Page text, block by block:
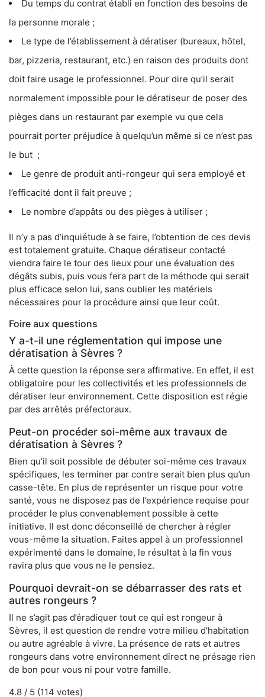
Du temps du contrat établi en fonction des besoins de
la personne morale ;
Le type de l’établissement à dératiser (bureaux, hôtel,
bar, pizzeria, restaurant, etc.) en raison des produits dont
doit faire usage le professionnel. Pour dire qu’il serait
normalement impossible pour le dératiseur de poser des
pièges dans un restaurant par exemple vu que cela
pourrait porter préjudice à quelqu’un même si ce n’est pas
le but ;
Le genre de produit anti-rongeur qui sera employé et
l’efficacité dont il fait preuve ;
Le nombre d’appâts ou des pièges à utiliser ;
Il n’y a pas d’inquiétude à se faire, l’obtention de ces devis
est totalement gratuite. Chaque dératiseur contacté
viendra faire le tour des lieux pour une évaluation des
dégâts subis, puis vous fera part de la méthode qui serait
plus efficace selon lui, sans oublier les matériels
nécessaires pour la procédure ainsi que leur coût.
Foire aux questions
Y a-t-il une réglementation qui impose une
dératisation à Sèvres ?
À cette question la réponse sera affirmative. En effet, il est
obligatoire pour les collectivités et les professionnels de
dératiser leur environnement. Cette disposition est régie
par des arrêtés préfectoraux.
Peut-on procéder soi-même aux travaux de
dératisation à Sèvres ?
Bien qu’il soit possible de débuter soi-même ces travaux
spécifiques, les terminer par contre serait bien plus qu’un
casse-tête. En plus de représenter un risque pour votre
santé, vous ne disposez pas de l’expérience requise pour
procéder le plus convenablement possible à cette
initiative. Il est donc déconseillé de chercher à régler
vous-même la situation. Faites appel à un professionnel
expérimenté dans le domaine, le résultat à la fin vous
ravira plus que vous ne le pensiez.
Pourquoi devrait-on se débarrasser des rats et
autres rongeurs ?
Il ne s’agit pas d’éradiquer tout ce qui est rongeur à
Sèvres, il est question de rendre votre milieu d’habitation
ou autre agréable à vivre. La présence de rats et autres
rongeurs dans votre environnement direct ne présage rien
de bon pour vous ni pour votre famille.
4.8 / 5 (114 votes)